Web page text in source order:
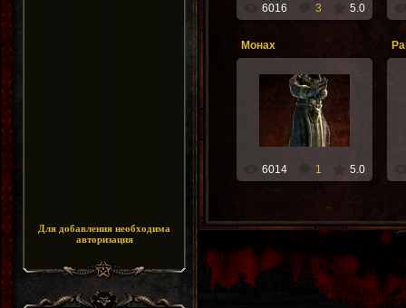
Для добавления необходима
авторизация
6016 3 5.0
Монах
10.08.2012
freeknik
6014 1 5.0